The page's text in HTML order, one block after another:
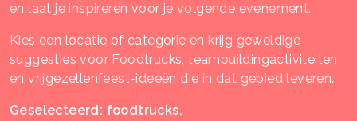
en laat je inspireren voor je volgende evenement.
Kies een locatie of categorie en krijg geweldige
suggesties voor Foodtrucks, teambuildingactiviteiten
en vrijgezellenfeest-ideeën die in dat gebied leveren.
Geselecteerd: foodtrucks,